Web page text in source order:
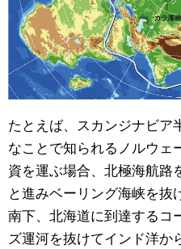
たとえば、スカンジナビア
なことで知られるノルウェ
資を運ぶ場合、北極海航路
と進みベーリング海峡を
南下、北海道に到達するコ
ズ運河を抜けてインド洋か